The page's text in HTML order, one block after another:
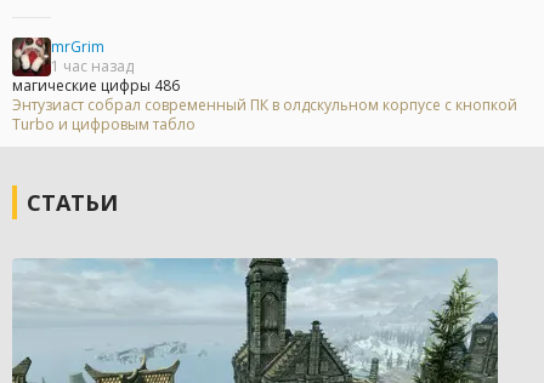
mrGrim
1 час назад
магические цифры 486
Энтузиаст собрал современный ПК в олдскульном корпусе с кнопкой
Turbo и цифровым табло
СТАТЬИ